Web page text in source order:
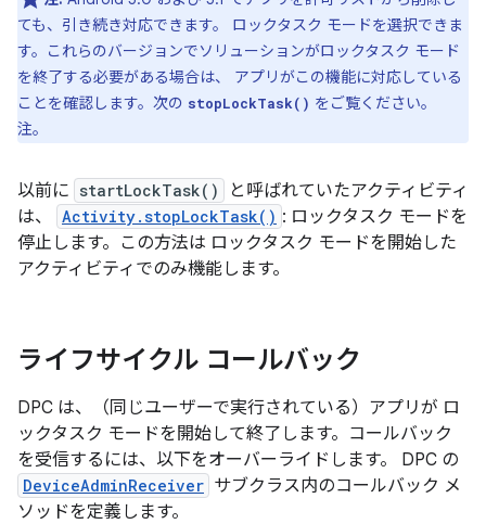
ても、引き続き対応できます。 ロックタスク モードを選択できま
す。これらのバージョンでソリューションがロックタスク モード
を終了する必要がある場合は、 アプリがこの機能に対応している
ことを確認します。次の stopLockTask() をご覧ください。
注。
以前に startLockTask()
と呼ばれていたアクティビティ
は、
Activity.stopLockTask() : ロックタスク モードを
停止します。この方法は ロックタスク モードを開始した
アクティビティでのみ機能します。
ライフサイクル コールバック
DPC は、（同じユーザーで実行されている）アプリが ロ
ックタスク モードを開始して終了します。コールバック
を受信するには、以下をオーバーライドします。 DPC の
DeviceAdminReceiver サブクラス内のコールバック メ
ソッドを定義します。